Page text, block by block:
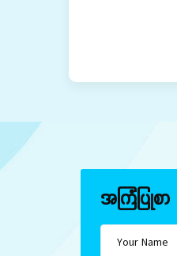
အကြံပြုစာ